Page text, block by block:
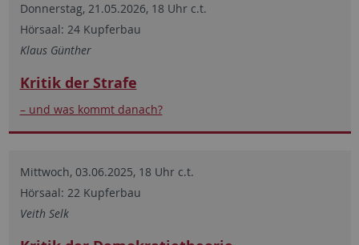
Donnerstag, 21.05.2026, 18 Uhr c.t.
Hörsaal: 24 Kupferbau
Klaus Günther
Kritik der Strafe
– und was kommt danach?
Mittwoch, 03.06.2025, 18 Uhr c.t.
Hörsaal: 22 Kupferbau
Veith Selk